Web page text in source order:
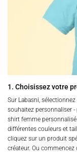
1. Choisissez votre
Sur Labasni,
souhaitez personnaliser
shirt femme
différentes couleurs et
cliquez sur un produit
créateur. Ou commencez